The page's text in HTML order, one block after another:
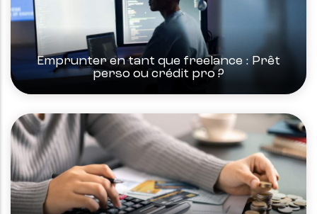
Emprunter en tant que freelance : Prêt
perso ou crédit pro ?